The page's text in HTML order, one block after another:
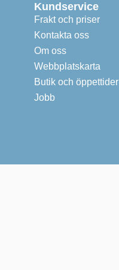
Kundservice
Frakt och priser
Kontakta oss
Om oss
Webbplatskarta
Butik och öppettider
Jobb